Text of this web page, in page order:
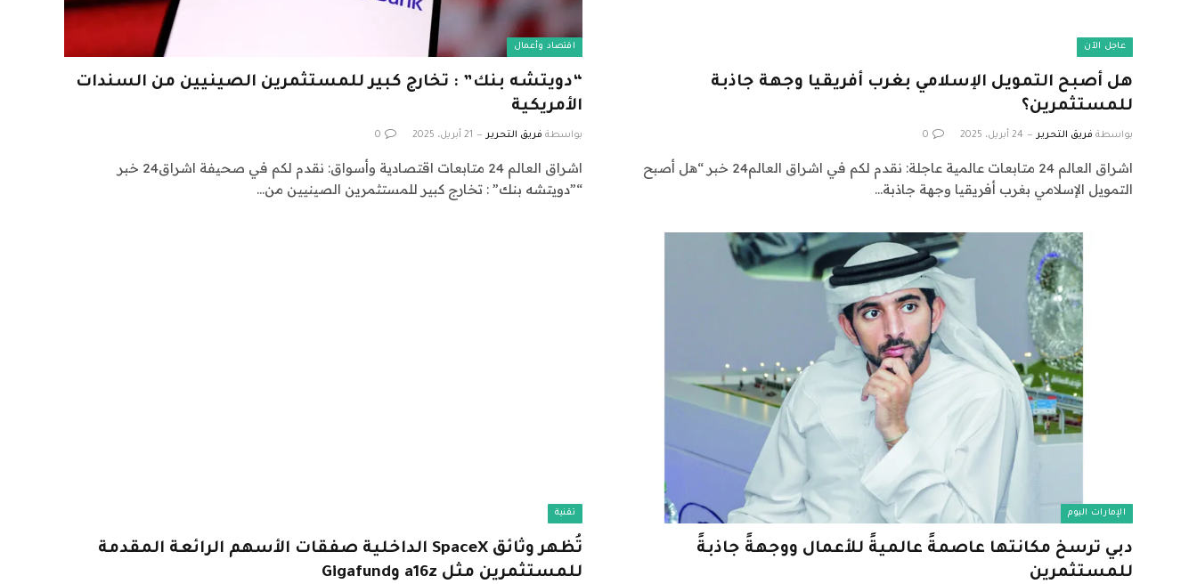
عاجل الآن
هل أصبح التمويل الإسلامي بغرب أفريقيا وجهة جاذبة
للمستثمرين؟
بواسطة فريق التحرير 24 أبريل، 2025 0
اشراق العالم 24 متابعات عالمية عاجلة: نقدم لكم في اشراق العالم24 خبر “هل أصبح
التمويل الإسلامي بغرب أفريقيا وجهة جاذبة…
اقتصاد وأعمال
“دويتشه بنك” : تخارج كبير للمستثمرين الصينيين من السندات
الأمريكية
بواسطة فريق التحرير 21 أبريل، 2025 0
اشراق العالم 24 متابعات اقتصادية وأسواق: نقدم لكم في صحيفة اشراق24 خبر
“”دويتشه بنك” : تخارج كبير للمستثمرين الصينيين من…
الإمارات اليوم
دبي ترسخ مكانتها عاصمةً عالميةً للأعمال ووجهةً جاذبةً
للمستثمرين
تقنية
تُظهر وثائق SpaceX الداخلية صفقات الأسهم الرائعة المقدمة
للمستثمرين مثل a16z وGigafund